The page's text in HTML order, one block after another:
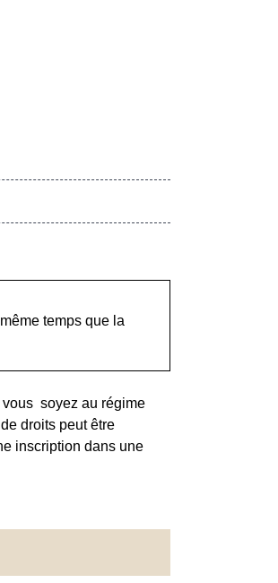
temps que la
vous soyez au régime
droits peut être
inscription dans une